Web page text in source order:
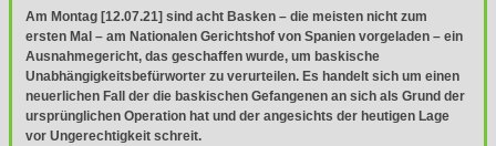
Am Montag [12.07.21] sind acht Basken – die meisten nicht zum
ersten Mal – am Nationalen Gerichtshof von Spanien vorgeladen – ein
Ausnahmegericht, das geschaffen wurde, um baskische
Unabhängigkeitsbefürworter zu verurteilen. Es handelt sich um einen
neuerlichen Fall der die baskischen Gefangenen an sich als Grund der
ursprünglichen Operation hat und der angesichts der heutigen Lage
vor Ungerechtigkeit schreit.